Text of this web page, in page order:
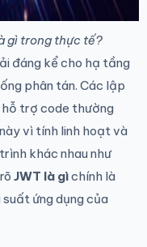
gì trong thực tế?
đáng kể cho hạ tầng
phân tán. Các lập
hỗ trợ code thường
vì tính linh hoạt và
khác nhau như
JWT là gìchính là
ứng dụng của